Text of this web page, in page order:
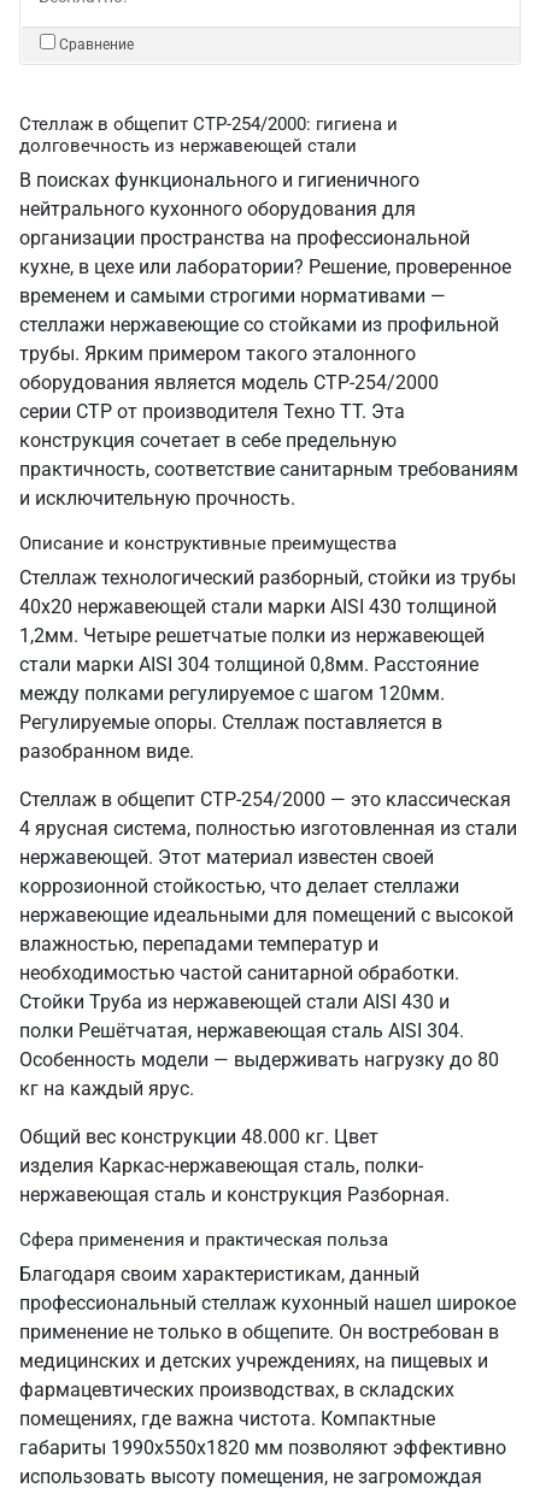
Сравнение
Стеллаж в общепит СТР-254/2000: гигиена и
долговечность из нержавеющей стали
В поисках функционального и гигиеничного
нейтрального кухонного оборудования для
организации пространства на профессиональной
кухне, в цехе или лаборатории? Решение, проверенное
временем и самыми строгими нормативами —
стеллажи нержавеющие со стойками из профильной
трубы. Ярким примером такого эталонного
оборудования является модель СТР-254/2000
серии СТР от производителя Техно ТТ. Эта
конструкция сочетает в себе предельную
практичность, соответствие санитарным требованиям
и исключительную прочность.
Описание и конструктивные преимущества
Стеллаж технологический разборный, стойки из трубы
40х20 нержавеющей стали марки AISI 430 толщиной
1,2мм. Четыре решетчатые полки из нержавеющей
стали марки AISI 304 толщиной 0,8мм. Расстояние
между полками регулируемое с шагом 120мм.
Регулируемые опоры. Стеллаж поставляется в
разобранном виде.
Стеллаж в общепит СТР-254/2000 — это классическая
4 ярусная система, полностью изготовленная из стали
нержавеющей. Этот материал известен своей
коррозионной стойкостью, что делает стеллажи
нержавеющие идеальными для помещений с высокой
влажностью, перепадами температур и
необходимостью частой санитарной обработки.
Стойки Труба из нержавеющей стали AISI 430 и
полки Решётчатая, нержавеющая сталь AISI 304.
Особенность модели — выдерживать нагрузку до 80
кг на каждый ярус.
Общий вес конструкции 48.000 кг. Цвет
изделия Каркас-нержавеющая сталь, полки-
нержавеющая сталь и конструкция Разборная.
Сфера применения и практическая польза
Благодаря своим характеристикам, данный
профессиональный стеллаж кухонный нашел широкое
применение не только в общепите. Он востребован в
медицинских и детских учреждениях, на пищевых и
фармацевтических производствах, в складских
помещениях, где важна чистота. Компактные
габариты 1990х550х1820 мм позволяют эффективно
использовать высоту помещения, не загромождая